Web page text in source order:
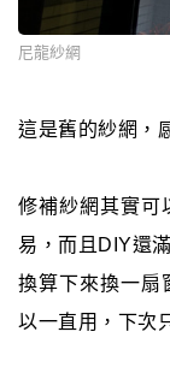
尼龍紗網
這是舊的紗網，
修補紗網其實可
易，而且DIY還
換算下來換一扇
以一直用，下次